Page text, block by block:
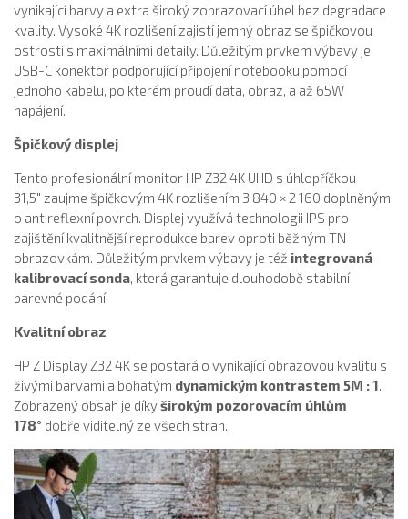
vynikající barvy a extra široký zobrazovací úhel bez degradace
kvality. Vysoké 4K rozlišení zajistí jemný obraz se špičkovou
ostrosti s maximálními detaily. Důležitým prvkem výbavy je
USB-C konektor podporující připojení notebooku pomocí
jednoho kabelu, po kterém proudí data, obraz, a až 65W
napájení.
Špičkový displej
Tento profesionální monitor HP Z32 4K UHD s úhlopříčkou
31,5″ zaujme špičkovým 4K rozlišením 3 840 × 2 160 doplněným
o antireflexní povrch. Displej využívá technologii IPS pro
zajištění kvalitnější reprodukce barev oproti běžným TN
obrazovkám. Důležitým prvkem výbavy je též integrovaná
kalibrovací sonda, která garantuje dlouhodobě stabilní
barevné podání.
Kvalitní obraz
HP Z Display Z32 4K se postará o vynikající obrazovou kvalitu s
živými barvami a bohatým dynamickým kontrastem 5M : 1.
Zobrazený obsah je díkyširokým pozorovacím úhlům
178° dobře viditelný ze všech stran.